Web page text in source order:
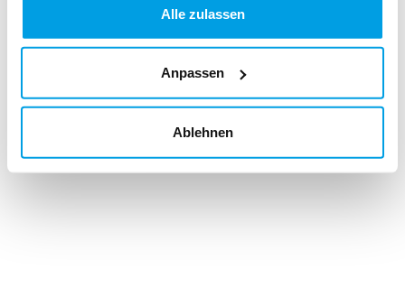
Alle zulassen
Anpassen
Ablehnen